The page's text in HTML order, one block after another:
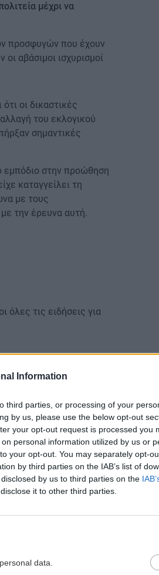
Information
third parties, or processing of your
by us, please use the below opt-out
your opt-out request is processed you
personal information utilized by us or
your opt-out. You may separately opt-
by third parties on the IAB’s list of
by us to third parties on the
it to other third parties.
data.
μέχρι να
προσφυγών που έχουν
αβάσιμοι ισχυρισμοί
οι δικαστικές
του εκλογικού
σημαντικές
εμπόδιο στην προώθηση
καταγγείλει τη
με τους
την έρευνα αυτή.
όλες τις ειδήσεις για
09:49
2025: Άνοιξε
της ΑΑΔΕ – Πότε
09:37
πλήρωσε εξαψήφιο
σχέση του